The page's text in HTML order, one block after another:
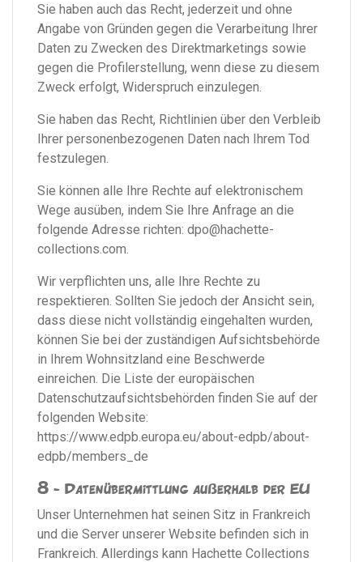
Sie haben auch das Recht, jederzeit und ohne
Angabe von Gründen gegen die Verarbeitung Ihrer
Daten zu Zwecken des Direktmarketings sowie
gegen die Profilerstellung, wenn diese zu diesem
Zweck erfolgt, Widerspruch einzulegen.
Sie haben das Recht, Richtlinien über den Verbleib
Ihrer personenbezogenen Daten nach Ihrem Tod
festzulegen.
Sie können alle Ihre Rechte auf elektronischem
Wege ausüben, indem Sie Ihre Anfrage an die
folgende Adresse richten: dpo@hachette-
collections.com
Wir verpflichten uns, alle Ihre Rechte zu
respektieren. Sollten Sie jedoch der Ansicht sein,
dass diese nicht vollständig eingehalten wurden,
können Sie bei der zuständigen Aufsichtsbehörde
in Ihrem Wohnsitzland eine Beschwerde
einreichen. Die Liste der europäischen
Datenschutzaufsichtsbehörden finden Sie auf der
folgenden Website:
https://www.edpb.europa.eu/about-edpb/about-
edpb/members_de
8 - Datenübermittlung außerhalb der EU
Unser Unternehmen hat seinen Sitz in Frankreich
und die Server unserer Website befinden sich in
Frankreich. Allerdings kann Hachette Collections